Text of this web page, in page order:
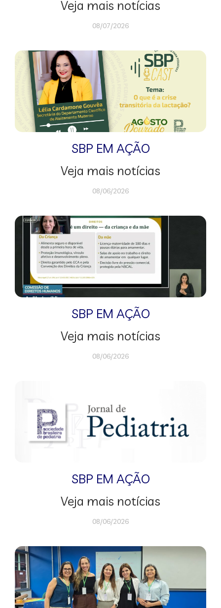
Veja mais notícias
08/07/2026
SBP EM AÇÃO
Veja mais notícias
08/06/2026
SBP EM AÇÃO
Veja mais notícias
08/06/2026
SBP EM AÇÃO
Veja mais notícias
08/06/2026